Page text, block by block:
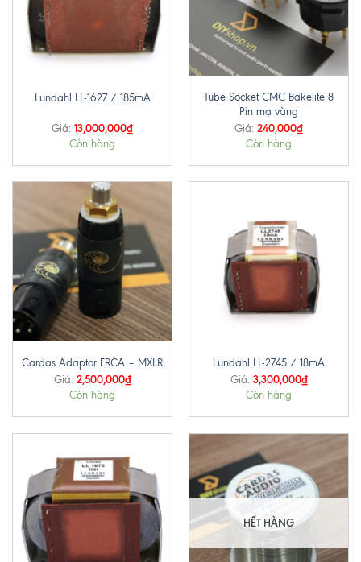
Lundahl LL-1627 / 185mA
Giá: 13,000,000₫
Còn hàng
Tube Socket CMC Bakelite 8
Pin mạ vàng
Giá: 240,000₫
Còn hàng
Cardas Adaptor FRCA – MXLR
Giá: 2,500,000₫
Còn hàng
Lundahl LL-2745 / 18mA
Giá: 3,300,000₫
Còn hàng
HẾT HÀNG